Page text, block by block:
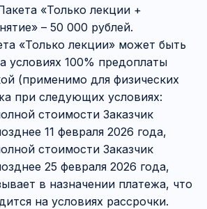
«Только лекции +
– 50 000 рублей.
«Только лекции» может быть
условиях 100% предоплаты
(применимо для физических
при следующих условиях:
стоимости Заказчик
11 февраля 2026 года,
стоимости Заказчик
25 февраля 2026 года,
в назначении платежа, что
на условиях рассрочки.